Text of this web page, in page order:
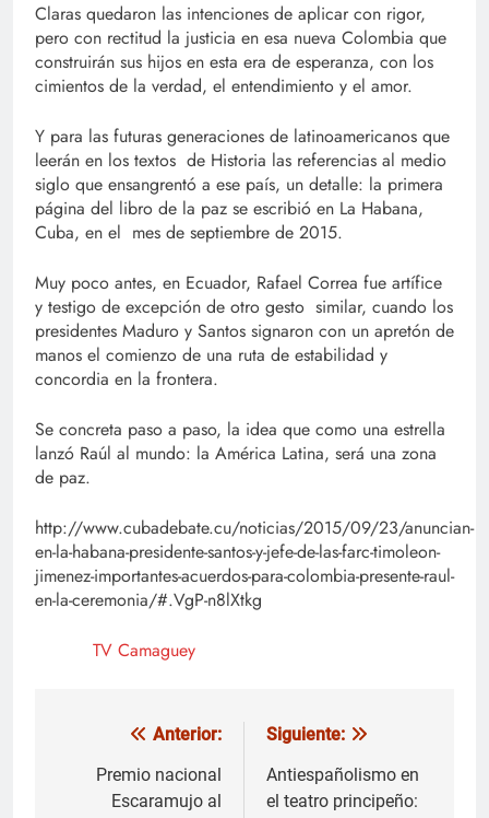
Claras quedaron las intenciones de aplicar con rigor,
pero con rectitud la justicia en esa nueva Colombia que
construirán sus hijos en esta era de esperanza, con los
cimientos de la verdad, el entendimiento y el amor.
Y para las futuras generaciones de latinoamericanos que
leerán en los textos de Historia las referencias al medio
siglo que ensangrentó a ese país, un detalle: la primera
página del libro de la paz se escribió en La Habana,
Cuba, en el mes de septiembre de 2015.
Muy poco antes, en Ecuador, Rafael Correa fue artífice
y testigo de excepción de otro gesto similar, cuando los
presidentes Maduro y Santos signaron con un apretón de
manos el comienzo de una ruta de estabilidad y
concordia en la frontera.
Se concreta paso a paso, la idea que como una estrella
lanzó Raúl al mundo: la América Latina, será una zona
de paz.
http://www.cubadebate.cu/noticias/2015/09/23/anuncian-
en-la-habana-presidente-santos-y-jefe-de-las-farc-timoleon-
jimenez-importantes-acuerdos-para-colombia-presente-raul-
en-la-ceremonia/#.VgP-n8lXtkg
TV Camaguey
Navegación
Anterior:
Premio nacional
Escaramujo al
Siguiente:
Antiespañolismo en
el teatro principeño: